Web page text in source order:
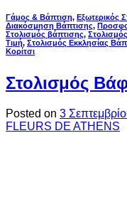
Γάμος & Βάπτιση, Εξωτερικός
Διακόσμηση Βάπτισης,
Στολισμός βάπτισης,
Τιμή, Στολισμός Εκκλησίας
Κορίτσι
Στολισμός
Posted on 3
FLEURS DE ATHENS